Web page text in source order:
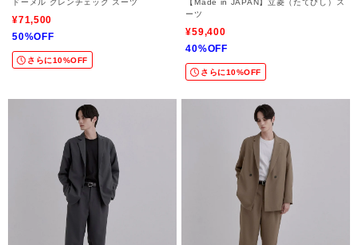
ドーメル グレンチェック スーツ
¥71,500
50%OFF
さらに10%OFF
【Made in JAPAN】立菱（たてびし）ス
ーツ
¥59,400
40%OFF
さらに10%OFF